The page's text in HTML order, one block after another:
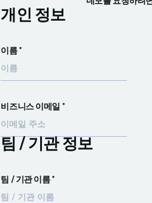
개인 정보
이름 *
비즈니스 이메일 *
팀 / 기관 정보
팀 / 기관 이름 *